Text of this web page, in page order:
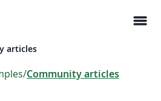
menu
articles
/Community articles